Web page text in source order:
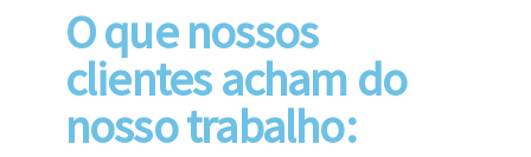
O que nossos
clientes acham do
nosso trabalho: